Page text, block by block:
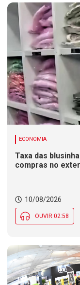
ECONOMIA
Taxa das
compras no
10/08/2026
OUVIR 02:58